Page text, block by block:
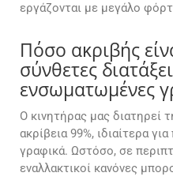
εργάζονται με μεγάλο
Πόσο ακριβής
σύνθετες
ενσωματωμένες
Ο κινητήρας μας διατηρεί
ακρίβεια 99%, ιδιαίτερα
γραφικά. Ωστόσο, σε
εναλλακτικοί κανόνες